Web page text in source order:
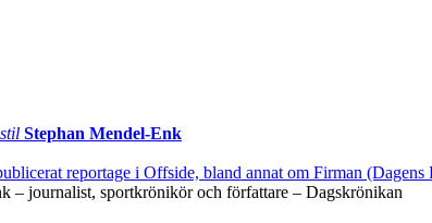
Stephan Mendel-Enk
reportage i Offside, bland annat om Firman
– journalist, sportkrönikör och författare – Dagskrönikan